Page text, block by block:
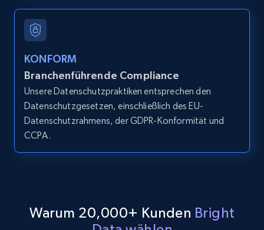
URL, ID, User id, Use url, Title, Headline, Post
text, Date posted, and more.
11.3K+
LinkedIn posts - Discover user's articles by
URL
KONFORM
Branchenführende Compliance
Unsere Datenschutzpraktiken entsprechen den
Datenschutzgesetzen, einschließlich des EU-
Datenschutzrahmens, der GDPR-Konformität und
CCPA.
Warum 20,000+ Kunden Bright